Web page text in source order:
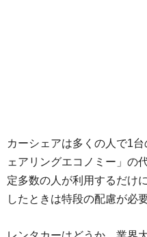
カーシェアは多くの人で1
ェアリングエコノミー」の
定多数の人が利用するだけ
したときは特段の配慮が必